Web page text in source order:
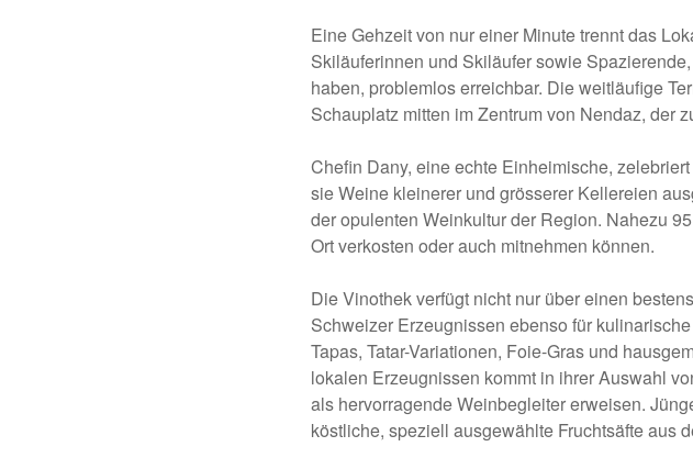
Eine Gehzeit von nur einer Minute trennt das
Skiläuferinnen und Skiläufer sowie
haben, problemlos erreichbar. Die weitläufige
Schauplatz mitten im Zentrum von Nendaz, der
Chefin Dany, eine echte Einheimische,
sie Weine kleinerer und grösserer Kellereien
der opulenten Weinkultur der Region. Nahezu
Ort verkosten oder auch mitnehmen können.
Die Vinothek verfügt nicht nur über einen
Schweizer Erzeugnissen ebenso für
Tapas, Tatar-Variationen, Foie-Gras und
lokalen Erzeugnissen kommt in ihrer Auswahl
als hervorragende Weinbegleiter erweisen.
köstliche, speziell ausgewählte Fruchtsäfte aus